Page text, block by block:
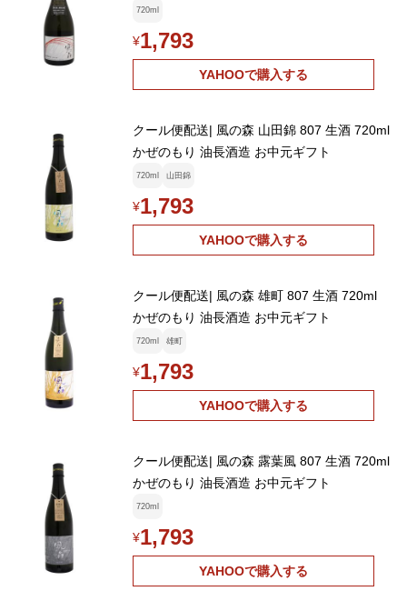
720ml
¥1,793
YAHOOで購入する
クール便配送| 風の森 山田錦 807 生酒 720ml
かぜのもり 油長酒造 お中元ギフト
720ml 山田錦
¥1,793
YAHOOで購入する
クール便配送| 風の森 雄町 807 生酒 720ml
かぜのもり 油長酒造 お中元ギフト
720ml 雄町
¥1,793
YAHOOで購入する
クール便配送| 風の森 露葉風 807 生酒 720ml
かぜのもり 油長酒造 お中元ギフト
720ml
¥1,793
YAHOOで購入する